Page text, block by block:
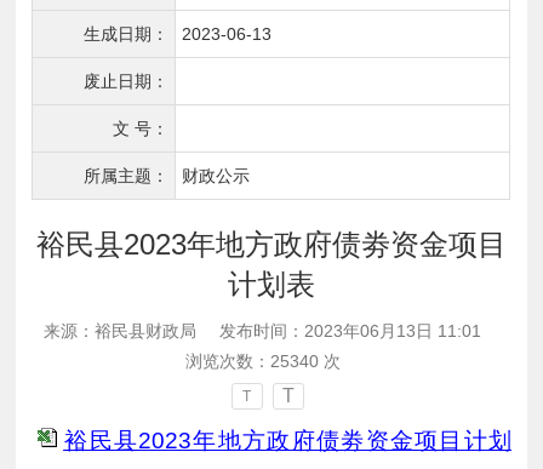
生成日期： 2023-06-13
废止日期：
文 号：
所属主题： 财政公示
裕民县2023年地方政府债劵资金项目
计划表
来源：裕民县财政局
发布时间：2023年06月13日 11:01
浏览次数： 25340次
T T
裕民县2023年地方政府债劵资金项目计划